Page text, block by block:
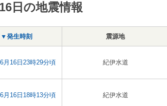
日の地震情報
▼発生時刻 震源地
月16日23時29分頃 紀伊水道
月16日18時13分頃 紀伊水道